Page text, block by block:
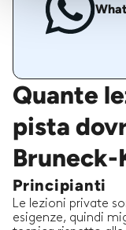
Quante
pista
Principianti
Le lezioni private
esigenze, quindi